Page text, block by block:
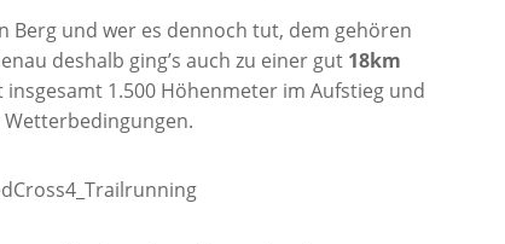
und wer es dennoch tut, dem gehören
deshalb ging’s auch zu einer gut 18km
insgesamt 1.500 Höhenmeter im Aufstieg und